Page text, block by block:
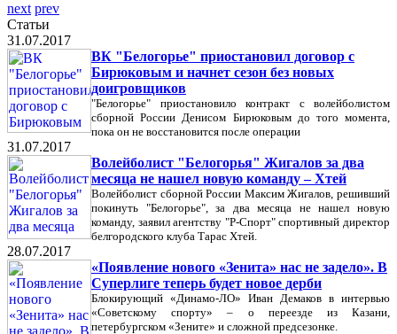
next prev
Статьи
31.07.2017
ВК "Белогорье" приостановил договор с
Бирюковым и начнет сезон без новых
доигровщиков
"Белогорье" приостановило контракт с волейболистом
сборной России Денисом Бирюковым до того момента,
пока он не восстановится после операции
31.07.2017
Волейболист "Белогорья" Жигалов за два
месяца не нашел новую команду – Хтей
Волейболист сборной России Максим Жигалов, решивший
покинуть "Белогорье", за два месяца не нашел новую
команду, заявил агентству "Р-Спорт" спортивный директор
белгородского клуба Тарас Хтей.
28.07.2017
«Появление нового «Зенита» нас не задело». В
Суперлиге теперь будет новое дерби
Блокирующий «Динамо-ЛО» Иван Демаков в интервью
«Советскому спорту» – о переезде из Казани,
петербургском «Зените» и сложной предсезонке.